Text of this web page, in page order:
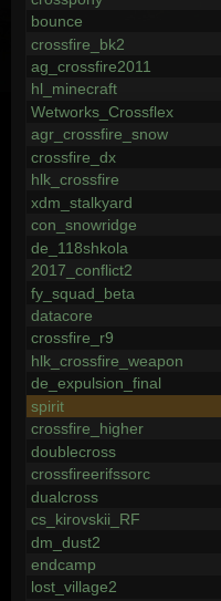
bounce
crossfire_bk2
ag_crossfire2011
hl_minecraft
Wetworks_Crossflex
agr_crossfire_snow
crossfire_dx
hlk_crossfire
xdm_stalkyard
con_snowridge
de_118shkola
2017_conflict2
fy_squad_beta
datacore
crossfire_r9
hlk_crossfire_weapon
de_expulsion_final
spirit
crossfire_higher
doublecross
crossfireerifssorc
dualcross
cs_kirovskii_RF
dm_dust2
endcamp
lost_village2